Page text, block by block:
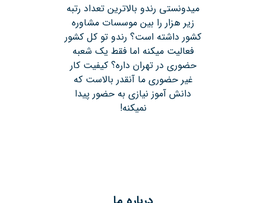
میدونستی رندو بالاترین تعداد رتبه
زیر هزار را بین موسسات مشاوره
کشور داشته است؟ رندو تو کل کشور
فعالیت میکنه اما فقط یک شعبه
حضوری در تهران داره؟ کیفیت کار
غیر حضوری ما آنقدر بالاست که
دانش آموز نیازی به حضور پیدا
نمیکنه!